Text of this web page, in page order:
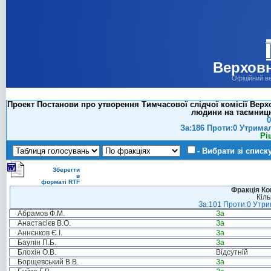
Офіційний
Проект Постанови про утворення Тимчасової слідчої комісії
людини на
За:186 Проти:0
- Вибрати зі
Зберегти
в
форматі RTF
Фракція
За:101 Проти:0
Абрамов Ф.М.
За
Анастасієв В.О.
За
Аннєнков Є.І.
За
Баулін П.Б.
За
Блохін О.В.
Відсутній
Борщевський В.В.
За